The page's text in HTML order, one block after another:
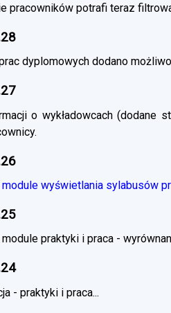
pracowników potrafi teraz
dyplomowych dodano
o wykładowcach (dodane
wyświetlania sylabusów
module praktyki i praca -
- praktyki i praca...